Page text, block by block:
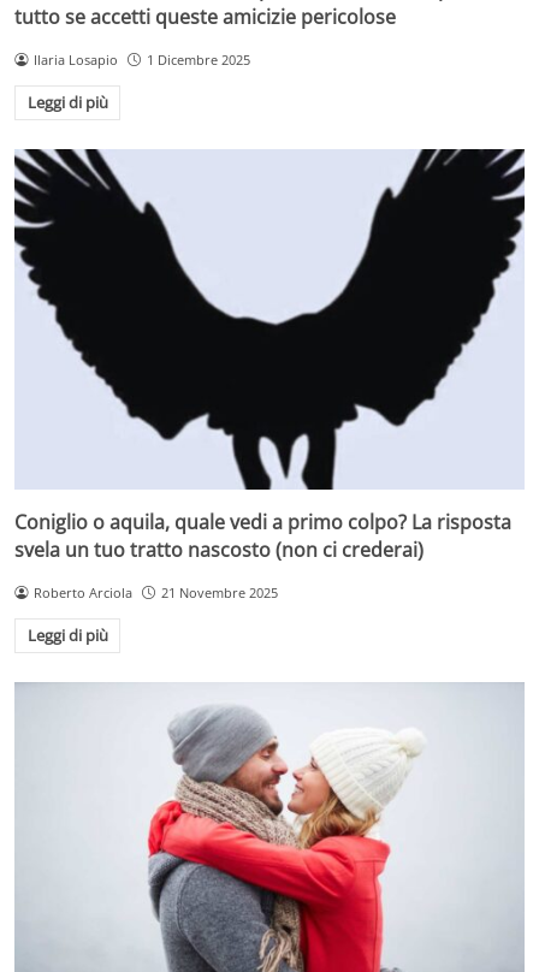
tutto se accetti queste amicizie pericolose
Ilaria Losapio 1 Dicembre 2025
Leggi di più
Coniglio o aquila, quale vedi a primo colpo? La risposta
svela un tuo tratto nascosto (non ci crederai)
Roberto Arciola 21 Novembre 2025
Leggi di più